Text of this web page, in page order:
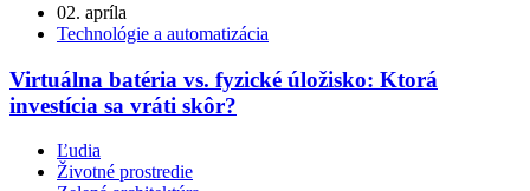
02. apríla
Technológie a automatizácia
Virtuálna batéria vs. fyzické úložisko: Ktorá
investícia sa vráti skôr?
Ľudia
Životné prostredie